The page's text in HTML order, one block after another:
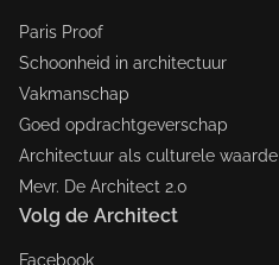
Paris Proof
Schoonheid in architectuur
Vakmanschap
Goed opdrachtgeverschap
Architectuur als culturele waarde
Mevr. De Architect 2.0
Volg de Architect
Facebook